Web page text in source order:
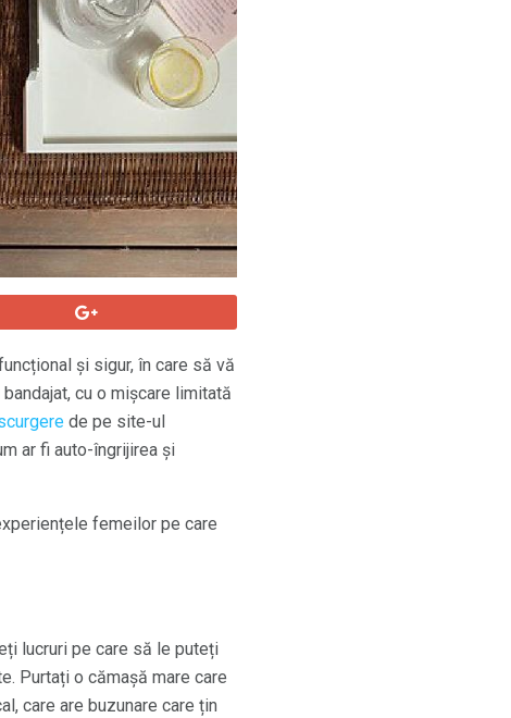
și sigur, în care să vă
cu o mișcare limitată
de pe site-ul
ar fi auto-îngrijirea și
femeilor pe care
lucruri pe care să le puteți
Purtați o cămașă mare care
care are buzunare care țin